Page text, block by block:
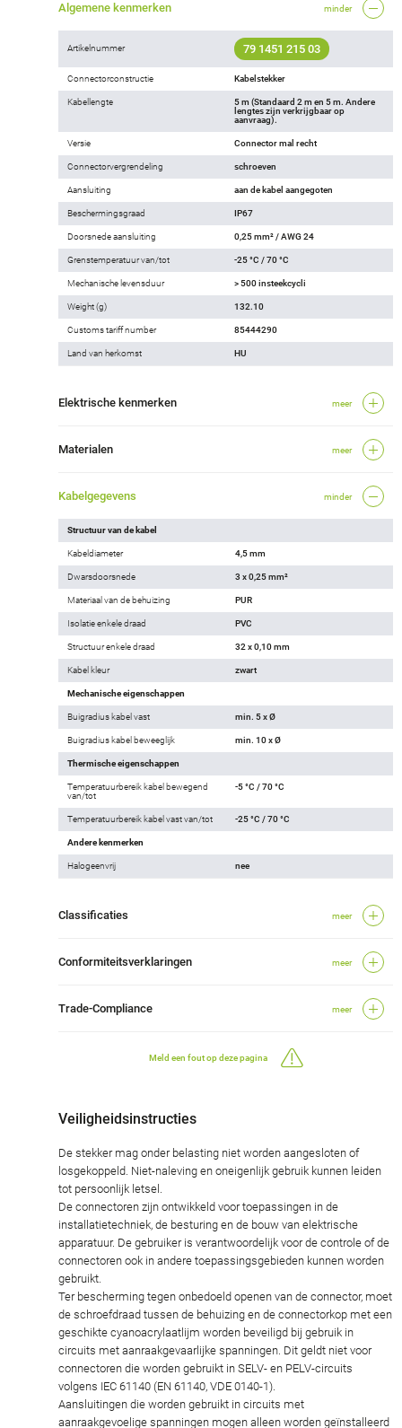
Algemene kenmerken minder
Artikelnummer 79 1451 215 03
Connectorconstructie Kabelstekker
Kabellengte
5 m (Standaard 2 m en 5 m. Andere
lengtes zijn verkrijgbaar op
aanvraag).
Versie Connector mal recht
Connectorvergrendeling schroeven
Aansluiting aan de kabel aangegoten
Beschermingsgraad IP67
Doorsnede aansluiting 0,25 mm² / AWG 24
Grenstemperatuur van/tot -25 °C / 70 °C
Mechanische levensduur > 500 insteekcycli
Weight (g) 132.10
Customs tariff number 85444290
Land van herkomst HU
Elektrische kenmerken meer
Materialen meer
Kabelgegevens minder
Structuur van de kabel
Kabeldiameter 4,5 mm
Dwarsdoorsnede 3 x 0,25 mm²
Materiaal van de behuizing PUR
Isolatie enkele draad PVC
Structuur enkele draad 32 x 0,10 mm
Kabel kleur zwart
Mechanische eigenschappen
Buigradius kabel vast min. 5 x Ø
Buigradius kabel beweeglijk min. 10 x Ø
Thermische eigenschappen
Temperatuurbereik kabel bewegend
van/tot
-5 °C / 70 °C
Temperatuurbereik kabel vast van/tot -25 °C / 70 °C
Andere kenmerken
Halogeenvrij nee
Classificaties meer
Conformiteitsverklaringen meer
Trade-Compliance meer
Meld een fout op deze pagina
Veiligheidsinstructies
De stekker mag onder belasting niet worden aangesloten of
losgekoppeld. Niet-naleving en oneigenlijk gebruik kunnen leiden
tot persoonlijk letsel.
De connectoren zijn ontwikkeld voor toepassingen in de
installatietechniek, de besturing en de bouw van elektrische
apparatuur. De gebruiker is verantwoordelijk voor de controle of de
connectoren ook in andere toepassingsgebieden kunnen worden
gebruikt.
Ter bescherming tegen onbedoeld openen van de connector, moet
de schroefdraad tussen de behuizing en de connectorkop met een
geschikte cyanoacrylaatlijm worden beveiligd bij gebruik in
circuits met aanraakgevaarlijke spanningen. Dit geldt niet voor
connectoren die worden gebruikt in SELV- en PELV-circuits
volgens IEC 61140 (EN 61140, VDE 0140-1).
Aansluitingen die worden gebruikt in circuits met
aanraakgevoelige spanningen mogen alleen worden geïnstalleerd